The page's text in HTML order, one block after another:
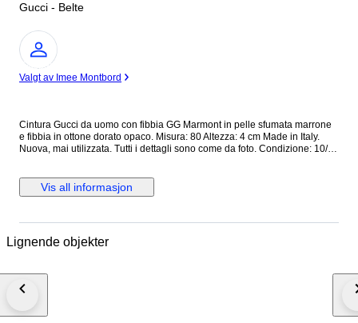
Gucci - Belte
Ekspert
Valgt av Imee Montbord
Cintura Gucci da uomo con fibbia GG Marmont in pelle sfumata marrone
e fibbia in ottone dorato opaco. Misura: 80 Altezza: 4 cm Made in Italy.
Nuova, mai utilizzata. Tutti i dettagli sono come da foto. Condizione: 10/10
prodotti sono Originali al 100%. Si riceve quanto presente nelle fotografie
allegate. Nessun costo doganale per gli acquirenti UE. Spediamo in tutto
ore. N.B. Se necessiti di fattura, segnalalo nel momento in cui effettui il
Vis all informasjon
Lignende objekter